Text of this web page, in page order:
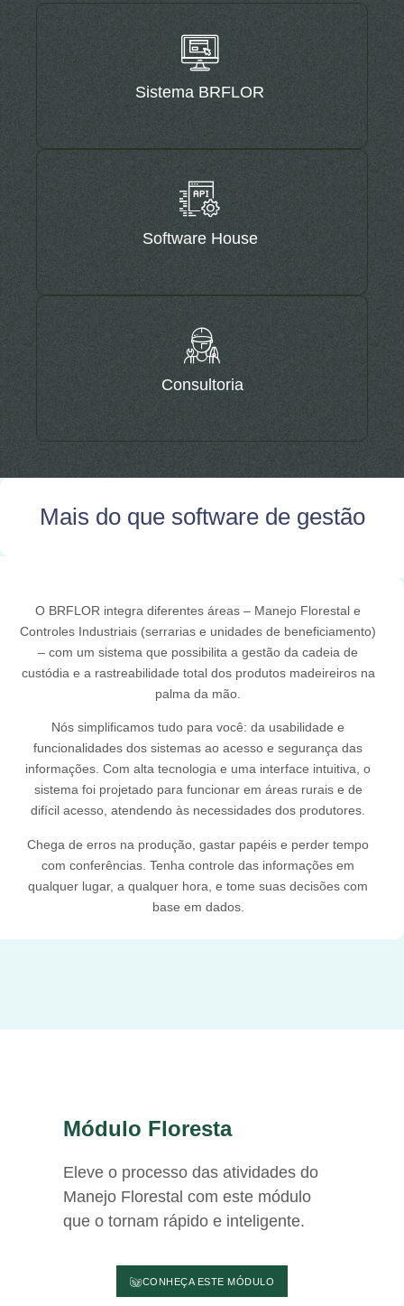
Sistema BRFLOR
Software House
Consultoria
Mais do que software de gestão
O BRFLOR integra diferentes áreas – Manejo Florestal e
Controles Industriais (serrarias e unidades de beneficiamento)
– com um sistema que possibilita a gestão da cadeia de
custódia e a rastreabilidade total dos produtos madeireiros na
palma da mão.
Nós simplificamos tudo para você: da usabilidade e
funcionalidades dos sistemas ao acesso e segurança das
informações. Com alta tecnologia e uma interface intuitiva, o
sistema foi projetado para funcionar em áreas rurais e de
difícil acesso, atendendo às necessidades dos produtores.
Chega de erros na produção, gastar papéis e perder tempo
com conferências. Tenha controle das informações em
qualquer lugar, a qualquer hora, e tome suas decisões com
base em dados.
Módulo Floresta
Eleve o processo das atividades do
Manejo Florestal com este módulo
que o tornam rápido e inteligente.
CONHEÇA ESTE MÓDULO